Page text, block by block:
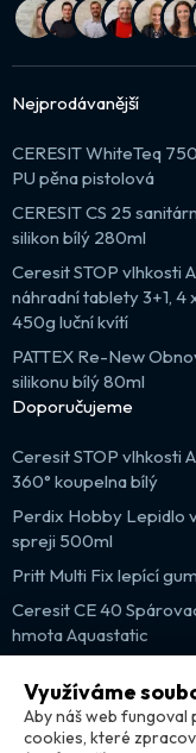
Nejprodávanější
CERESIT WhiteTeq
PU pěna pistolová
CERESIT CS 25
silikon bílý 280ml
Ceresit STOP vlhkosti
náhradní tablety 3+1, 4
450g luční kvítí
PATTEX Re-New
silikonu bílý 80ml
Doporučujeme
Ceresit STOP vlhkosti
360° koupelna bílý
Perdix Hobby Lepidlo
spreji 500ml
Pritt Multi Fix lepící
Ceresit CE 40
hmota Aquastatic
Partnerské weby
Využíváme
Aby náš web fungoval
cookies, které